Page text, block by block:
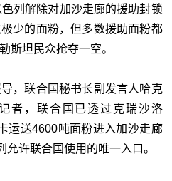
列解除对加沙走廊的援助封锁
少的面粉，但多数援助面粉都
斯坦民众抢夺一空。
，联合国秘书长副发言人哈克
者，联合国已透过克瑞沙洛
运送4600吨面粉进入加沙走廊
允许联合国使用的唯一入口。